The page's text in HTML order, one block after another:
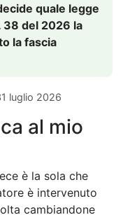
quale legge
38 del 2026 la
la fascia
luglio 2026
al mio
è la sola che
è intervenuto
cambiandone